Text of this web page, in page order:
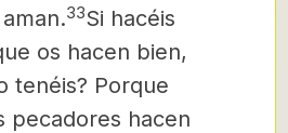
33Si hacéis
os hacen bien,
tenéis? Porque
pecadores hacen